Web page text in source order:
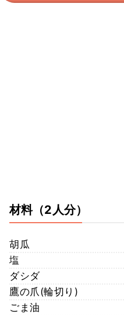
材料（2人分）
胡瓜
塩
ダシダ
鷹の爪(輪切り)
ごま油